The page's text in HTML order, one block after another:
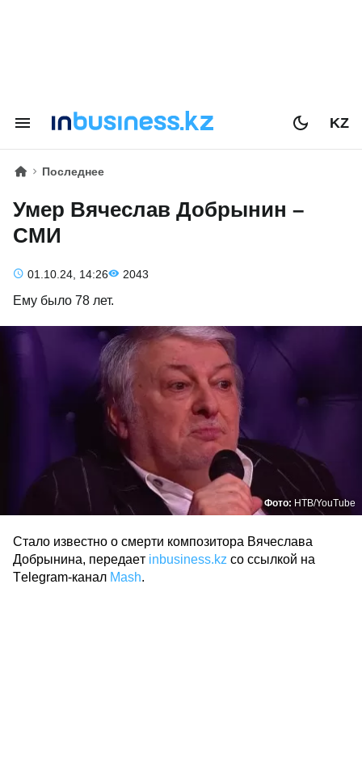
KZ
Последнее
Умер Вячеслав Добрынин –
СМИ
01.10.24, 14:26 2043
Ему было 78 лет.
Фото: НТВ/YouTube
Стало известно о смерти композитора Вячеслава
Добрынина, передает inbusiness.kz со ссылкой на
Telegram-канал Mash.